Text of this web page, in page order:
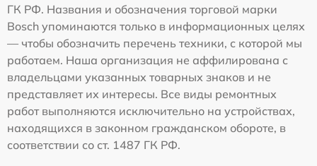
ГК РФ. Названия и обозначения торговой марки
Bosch упоминаются только в информационных целях
— чтобы обозначить перечень техники, с которой мы
работаем. Наша организация не аффилирована с
владельцами указанных товарных знаков и не
представляет их интересы. Все виды ремонтных
работ выполняются исключительно на устройствах,
находящихся в законном гражданском обороте, в
соответствии со ст. 1487 ГК РФ.